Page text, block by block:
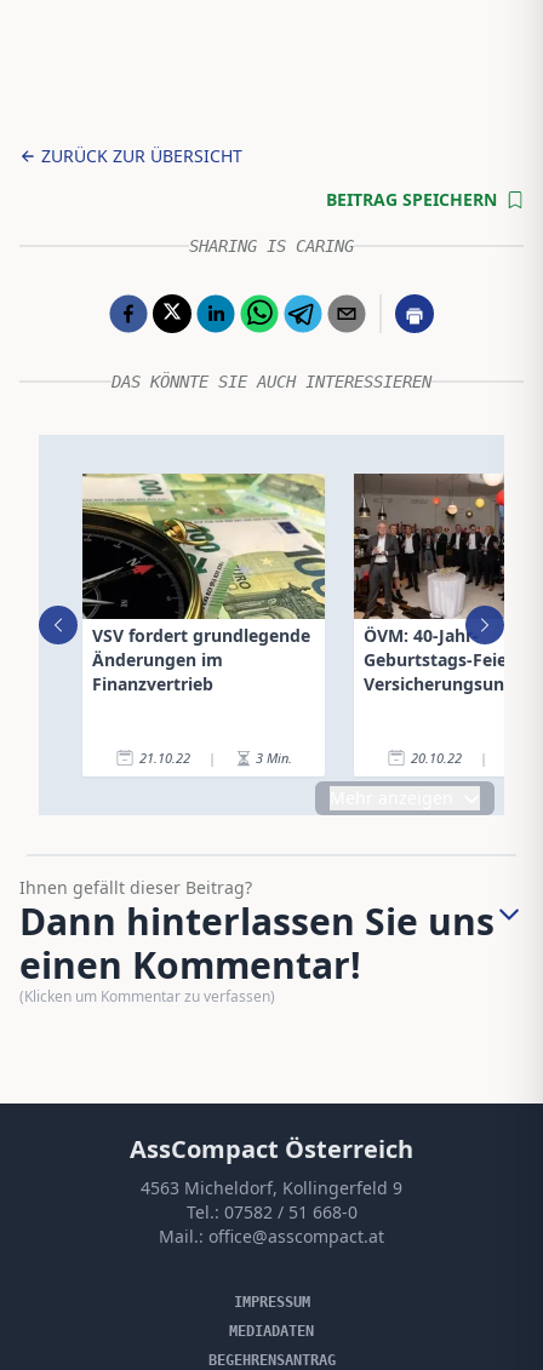
ZURÜCK ZUR ÜBERSICHT
BEITRAG SPEICHERN
SHARING IS CARING
DAS KÖNNTE SIE AUCH INTERESSIEREN
VSV fordert grundlegende
Änderungen im
Finanzvertrieb
21.10.22 | 3 Min.
ÖVM: 40-Jahr-
Geburtstags-Feier
20.10.22 |
Ihnen gefällt dieser Beitrag?
Dann hinterlassen Sie uns
einen Kommentar!
(Klicken um Kommentar zu verfassen)
AssCompact Österreich
4563 Micheldorf, Kollingerfeld 9
Tel.: 07582 / 51 668-0
Mail.: office@asscompact.at
IMPRESSUM
MEDIADATEN
BEGEHRENSANTRAG